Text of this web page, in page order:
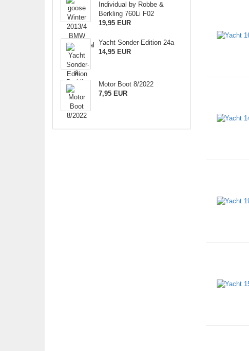
Individual by Robbe &
Berkling 760Li F02
19,95 EUR
Yacht Sonder-Edition 24a
14,95 EUR
Motor Boot 8/2022
7,95 EUR